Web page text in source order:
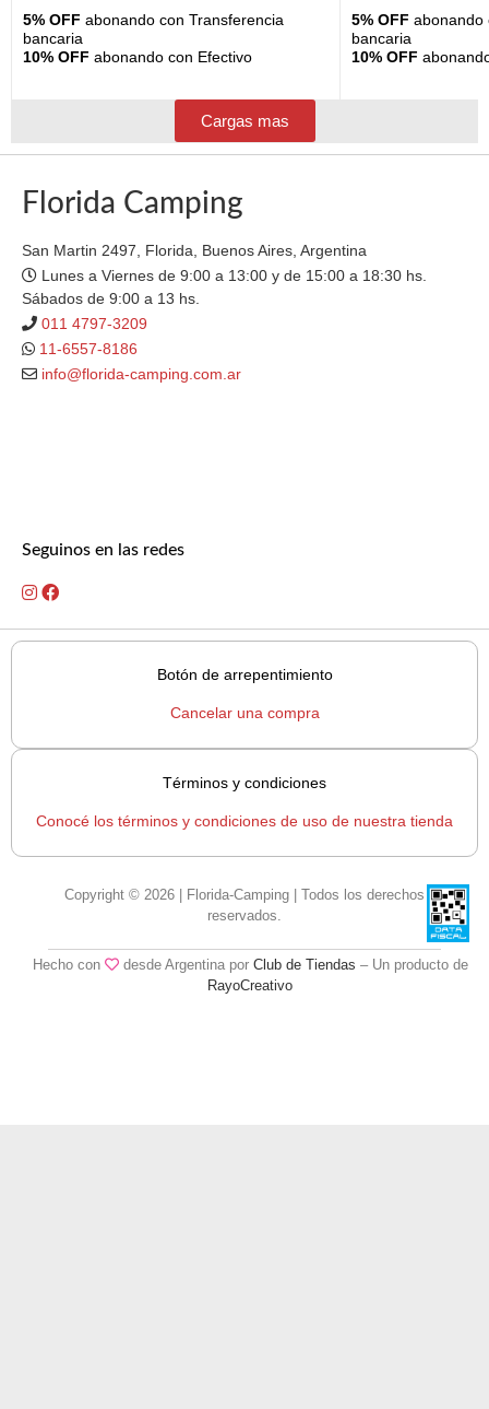
5% OFF abonando con Transferencia
bancaria
10% OFF abonando con Efectivo
5% OFF abonando
bancaria
10% OFF
Cargas mas
Florida Camping
San Martin 2497, Florida, Buenos Aires, Argentina
Lunes a Viernes de 9:00 a 13:00 y de 15:00 a 18:30 hs.
Sábados de 9:00 a 13 hs.
011 4797-3209
11-6557-8186
info@florida-camping.com.ar
Seguinos en las redes
Botón de arrepentimiento
Cancelar una compra
Términos y condiciones
Conocé los términos y condiciones de uso de nuestra tienda
Copyright © 2026 | Florida-Camping | Todos los derechos
reservados.
Hecho con desde Argentina por Club de Tiendas – Un producto de
RayoCreativo